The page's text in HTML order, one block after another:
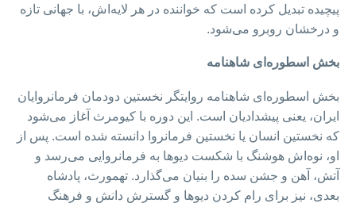
پیچیده تبدیل کرده است که خواننده در هر لایه‌اش، با جهانی تازه
و درخشان روبرو می‌شود.
بخش اسطوره‌ای شاهنامه
بخش اسطوره‌ای شاهنامه روایتگر نخستین دودمان فرمانروایان
ایران، یعنی پیشدادیان است. این دوره با کیومرث آغاز می‌شود
که نخستین انسان یا نخستین فرمانروا دانسته شده است. پس از
او، نوه‌اش هوشنگ با شکست دیوها به فرمانروایی می‌رسد و
آتش، آهن و جشن سده را بنیان می‌گذارد. تهمورث، پادشاه
بعدی، نیز برای رام کردن دیوها و گسترش دانش و فرهنگ